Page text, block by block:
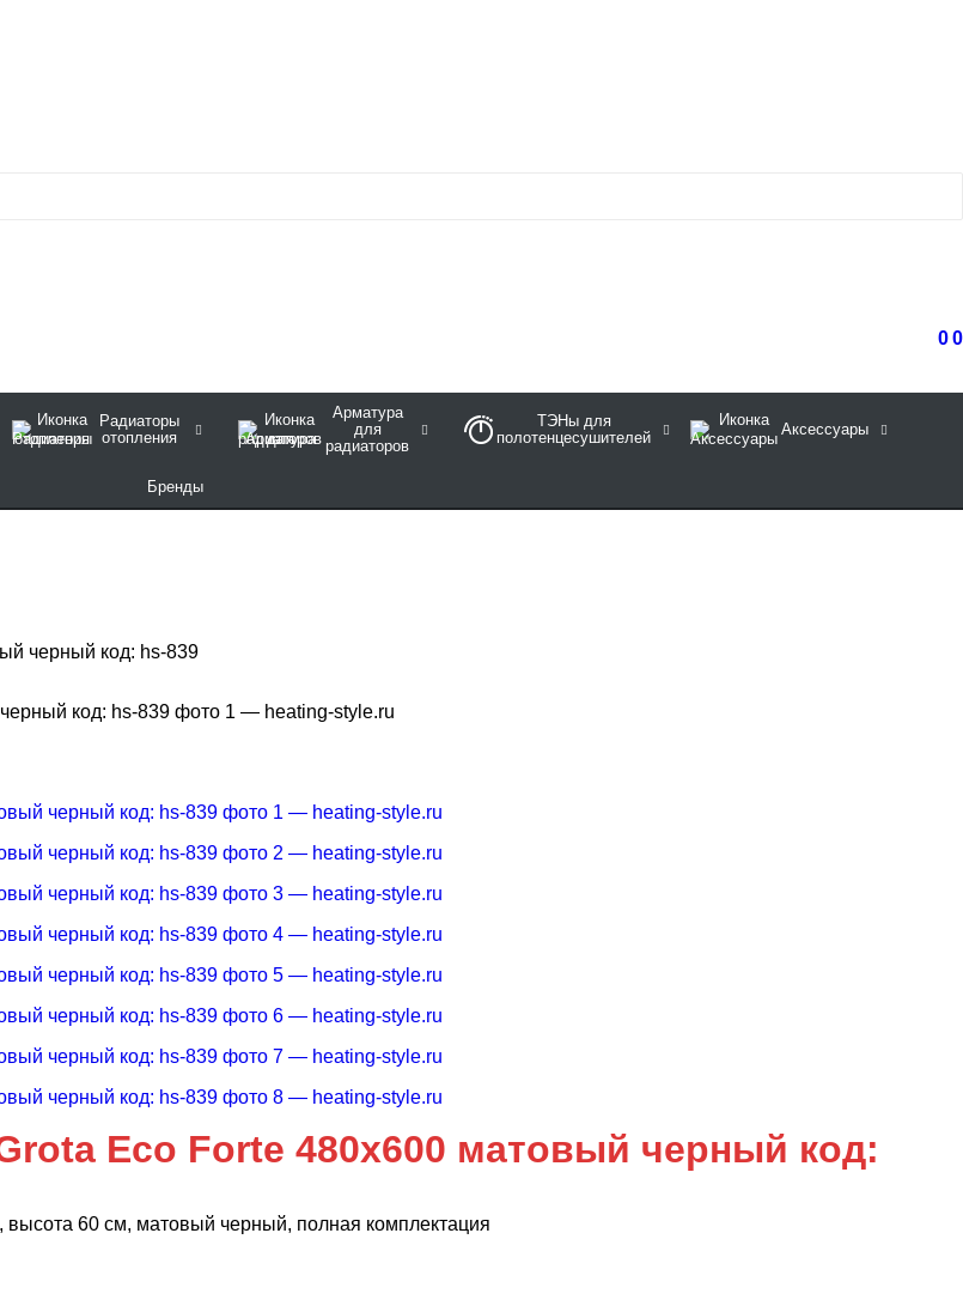
00
Радиаторы
отопления
Арматура
для
радиаторов
ТЭНы для
полотенцесушителей
Аксессуары
Бренды
черный код: hs-839
Eco Forte 480х600 матовый черный код:
60 см, матовый черный, полная комплектация